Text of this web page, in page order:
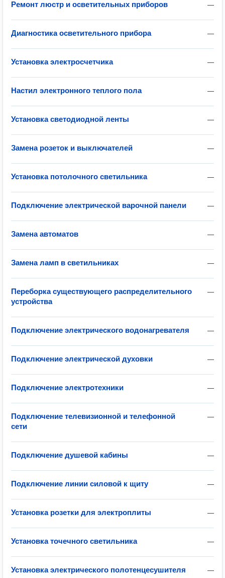
—
Ремонт люстр и осветительных приборов
—
Диагностика осветительного прибора
—
Установка электросчетчика
—
Настил электронного теплого пола
—
Установка светодиодной ленты
—
Замена розеток и выключателей
—
Установка потолочного светильника
—
Подключение электрической варочной панели
—
Замена автоматов
—
Замена ламп в светильниках
—
Переборка существующего распределительного
устройства
—
Подключение электрического водонагревателя
—
Подключение электрической духовки
—
Подключение электротехники
—
Подключение телевизионной и телефонной
сети
—
Подключение душевой кабины
—
Подключение линии силовой к щиту
—
Установка розетки для электроплиты
—
Установка точечного светильника
—
Установка электрического полотенцесушителя